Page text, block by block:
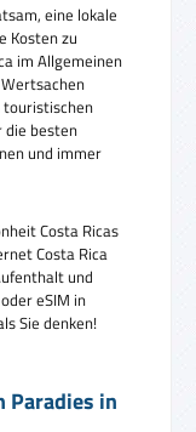
eine lokale
Kosten zu
im Allgemeinen
touristischen
die besten
und immer
Costa Ricas
Costa Rica
und
eSIM in
Sie denken!
Paradies in